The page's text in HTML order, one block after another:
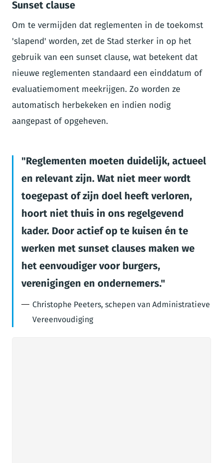
Sunset clause
Om te vermijden dat reglementen in de toekomst
'slapend' worden, zet de Stad sterker in op het
gebruik van een sunset clause, wat betekent dat
nieuwe reglementen standaard een einddatum of
evaluatiemoment meekrijgen. Zo worden ze
automatisch herbekeken en indien nodig
aangepast of opgeheven.
Reglementen moeten duidelijk, actueel
en relevant zijn. Wat niet meer wordt
toegepast of zijn doel heeft verloren,
hoort niet thuis in ons regelgevend
kader. Door actief op te kuisen én te
werken met sunset clauses maken we
het eenvoudiger voor burgers,
verenigingen en ondernemers.
Christophe Peeters, schepen van Administratieve
Vereenvoudiging